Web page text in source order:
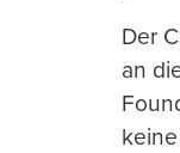
Der
an